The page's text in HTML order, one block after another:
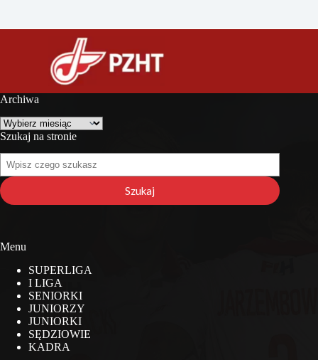
Archiwa
Archiwa
Szukaj na stronie
Szukaj
na
stronie
Szukaj
Menu
SUPERLIGA
I LIGA
SENIORKI
JUNIORZY
JUNIORKI
SĘDZIOWIE
KADRA